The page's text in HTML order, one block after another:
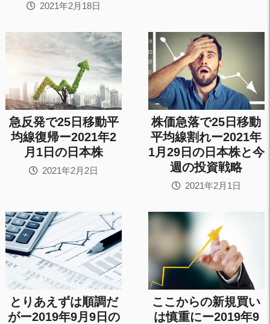
2021年2月18日
急反発で25日移動平
均線復帰ー2021年2
月1日の日本株
2021年2月2日
株価急落で25日移動
平均線割れー2021年
1月29日の日本株と今
週の投資戦略
2021年2月1日
とりあえずは順調だ
がー2019年9月9日の
ここからの新規買い
は慎重にー2019年9